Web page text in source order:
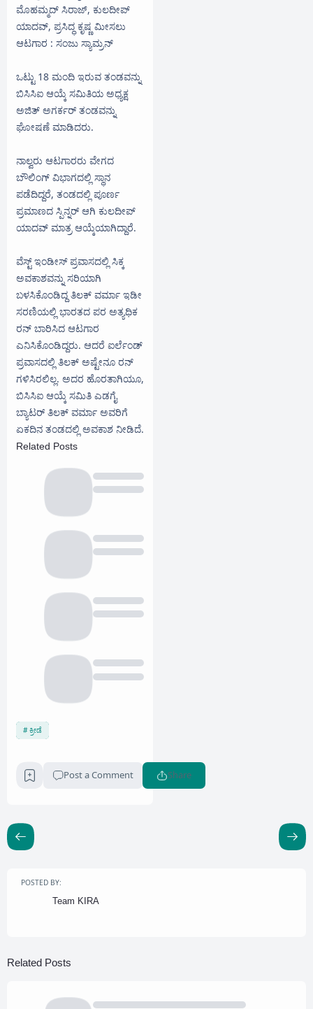
ಮೊಹಮ್ಮದ್ ಸಿರಾಜ್, ಕುಲದೀಪ್
ಯಾದವ್, ಪ್ರಸಿದ್ಧ ಕೃಷ್ಣ ಮೀಸಲು
ಆಟಗಾರ : ಸಂಜು ಸ್ಯಾಮ್ರನ್
ಒಟ್ಟು 18 ಮಂದಿ ಇರುವ ತಂಡವನ್ನು
ಬಿಸಿಸಿಐ ಆಯ್ಕೆ ಸಮಿತಿಯ ಅಧ್ಯಕ್ಷ
ಅಜಿತ್ ಅಗರ್ಕರ್ ತಂಡವನ್ನು
ಘೋಷಣೆ ಮಾಡಿದರು.
ನಾಲ್ವರು ಆಟಗಾರರು ವೇಗದ
ಬೌಲಿಂಗ್ ವಿಭಾಗದಲ್ಲಿ ಸ್ಥಾನ
ಪಡೆದಿದ್ದರೆ, ತಂಡದಲ್ಲಿ ಪೂರ್ಣ
ಪ್ರಮಾಣದ ಸ್ಪಿನ್ನರ್ ಆಗಿ ಕುಲದೀಪ್
ಯಾದವ್ ಮಾತ್ರ ಆಯ್ಕೆಯಾಗಿದ್ದಾರೆ.
ವೆಸ್ಟ್ ಇಂಡೀಸ್ ಪ್ರವಾಸದಲ್ಲಿ ಸಿಕ್ಕ
ಅವಕಾಶವನ್ನು ಸರಿಯಾಗಿ
ಬಳಸಿಕೊಂಡಿದ್ದ ತಿಲಕ್ ವರ್ಮಾ ಇಡೀ
ಸರಣಿಯಲ್ಲಿ ಭಾರತದ ಪರ ಅತ್ಯಧಿಕ
ರನ್ ಬಾರಿಸಿದ ಆಟಗಾರ
ಎನಿಸಿಕೊಂಡಿದ್ದರು. ಆದರೆ ಐರ್ಲೆಂಡ್
ಪ್ರವಾಸದಲ್ಲಿ ತಿಲಕ್ ಅಷ್ಟೇನೂ ರನ್
ಗಳಿಸಿರಲಿಲ್ಲ. ಅದರ ಹೊರತಾಗಿಯೂ,
ಬಿಸಿಸಿಐ ಆಯ್ಕೆ ಸಮಿತಿ ಎಡಗೈ
ಬ್ಯಾಟರ್ ತಿಲಕ್ ವರ್ಮಾ ಅವರಿಗೆ
ಏಕದಿನ ತಂಡದಲ್ಲಿ ಅವಕಾಶ ನೀಡಿದೆ.
Related Posts
ಕ್ರೀಡೆ
Post a Comment Share
POSTED BY:
Team KIRA
Related Posts